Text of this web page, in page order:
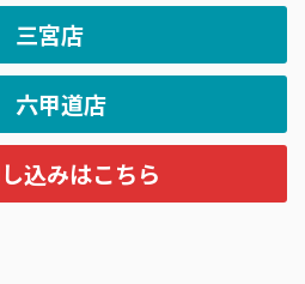
宮店
甲道店
込みはこちら